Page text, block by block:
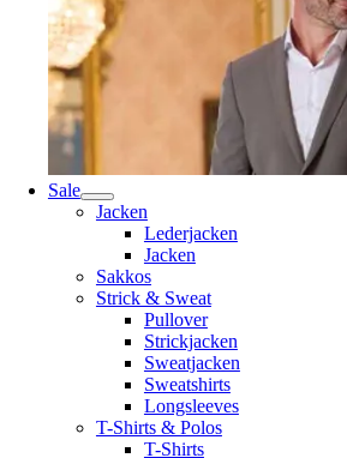
Sale
Jacken
Lederjacken
Jacken
Sakkos
Strick & Sweat
Pullover
Strickjacken
Sweatjacken
Sweatshirts
Longsleeves
T-Shirts & Polos
T-Shirts